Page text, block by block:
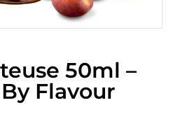
50ml –
Flavour